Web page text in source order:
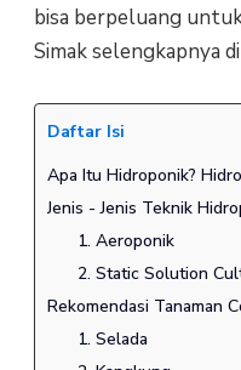
bisa berpeluang untuk
Simak selengkapnya
Daftar Isi
Apa Itu Hidroponik?
Jenis - Jenis Teknik
1. Aeroponik
2. Static Solution
Rekomendasi Tanaman
1. Selada